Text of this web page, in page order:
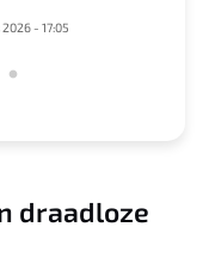
- 17:05
draadloze